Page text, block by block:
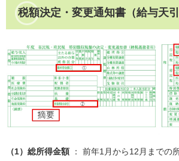
税額決定・変更通知書（給与天引
（1）総所得金額： 前年1月から12月までの